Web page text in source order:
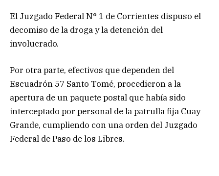
El Juzgado Federal N° 1 de Corrientes dispuso el
decomiso de la droga y la detención del
involucrado.
Por otra parte, efectivos que dependen del
Escuadrón 57 Santo Tomé, procedieron a la
apertura de un paquete postal que había sido
interceptado por personal de la patrulla fija Cuay
Grande, cumpliendo con una orden del Juzgado
Federal de Paso de los Libres.